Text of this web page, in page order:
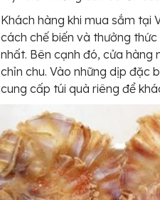
Khách hàng khi mua sắm tại
cách chế biến và thưởng
nhất. Bên cạnh đó, cửa hàng
chỉn chu. Vào những dịp đặc
cung cấp túi quà riêng để